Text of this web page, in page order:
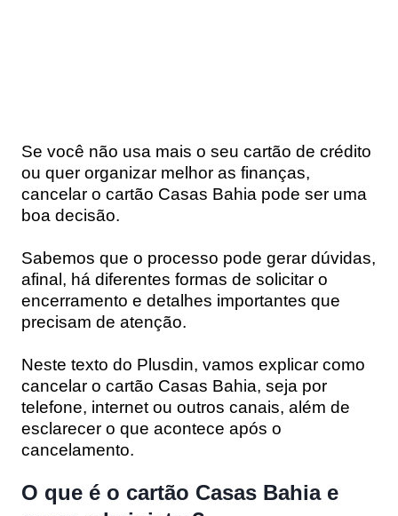
Se você não usa mais o seu cartão de crédito
ou quer organizar melhor as finanças,
cancelar o cartão Casas Bahia pode ser uma
boa decisão.
Sabemos que o processo pode gerar dúvidas,
afinal, há diferentes formas de solicitar o
encerramento e detalhes importantes que
precisam de atenção.
Neste texto do Plusdin, vamos explicar como
cancelar o cartão Casas Bahia, seja por
telefone, internet ou outros canais, além de
esclarecer o que acontece após o
cancelamento.
O que é o cartão Casas Bahia e